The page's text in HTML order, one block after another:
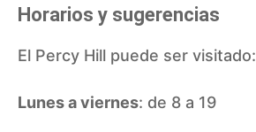
Horarios y sugerencias
El Percy Hill puede ser visitado:
Lunes a viernes: de 8 a 19